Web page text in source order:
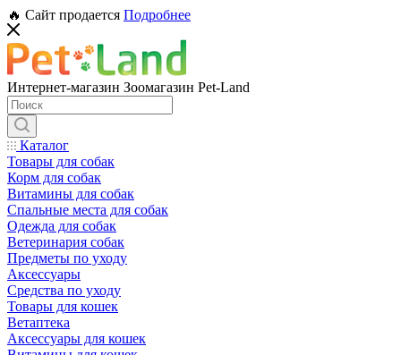
🔥 Сайт продается Подробнее
Интернет-магазин Зоомагазин Pet-Land
Каталог
Товары для собак
Корм для собак
Витамины для собак
Спальные места для собак
Одежда для собак
Ветеринария собак
Предметы по уходу
Аксессуары
Средства по уходу
Товары для кошек
Ветаптека
Аксессуары для кошек